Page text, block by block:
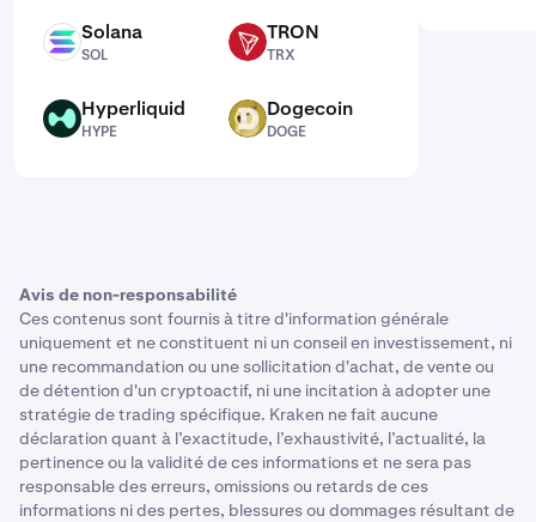
SOL Solana
SOL
TRX TRON
TRX
HYPE Hyperliquid
HYPE
DOGE Dogecoin
DOGE
Avis de non-responsabilité
Ces contenus sont fournis à titre d'information générale
uniquement et ne constituent ni un conseil en investissement, ni
une recommandation ou une sollicitation d'achat, de vente ou
de détention d'un cryptoactif, ni une incitation à adopter une
stratégie de trading spécifique. Kraken ne fait aucune
déclaration quant à l’exactitude, l’exhaustivité, l’actualité, la
pertinence ou la validité de ces informations et ne sera pas
responsable des erreurs, omissions ou retards de ces
informations ni des pertes, blessures ou dommages résultant de